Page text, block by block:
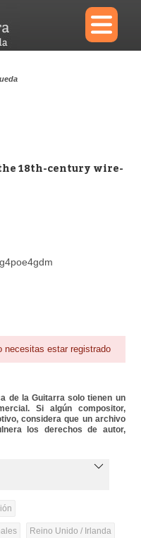
×
18th-century wire-
necesitas estar registrado
de la Guitarra solo tienen un
Si algún compositor,
considera que un archivo
los derechos de autor,
Reino Unido / Irlanda